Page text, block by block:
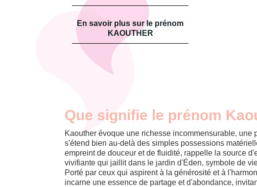
En savoir plus sur le prénom
KAOUTHER
Que signifie le prénom
Kaouther évoque une richesse incommensurable, une
s'étend bien au-delà des simples possessions
empreint de douceur et de fluidité, rappelle la source
vivifiante qui jaillit dans le jardin d'Éden, symbole de
Porté par ceux qui aspirent à la générosité et à
incarne une essence de partage et d'abondance,